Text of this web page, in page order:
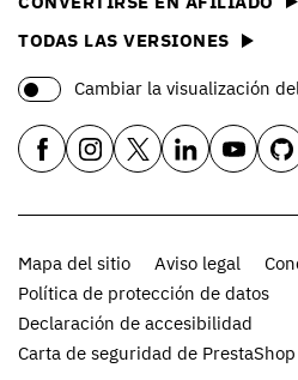
TODAS LAS VERSIONES
Cambiar la visualización
Mapa del sitio Aviso legal
Política de protección de datos
Declaración de accesibilidad
Carta de seguridad de PrestaShop